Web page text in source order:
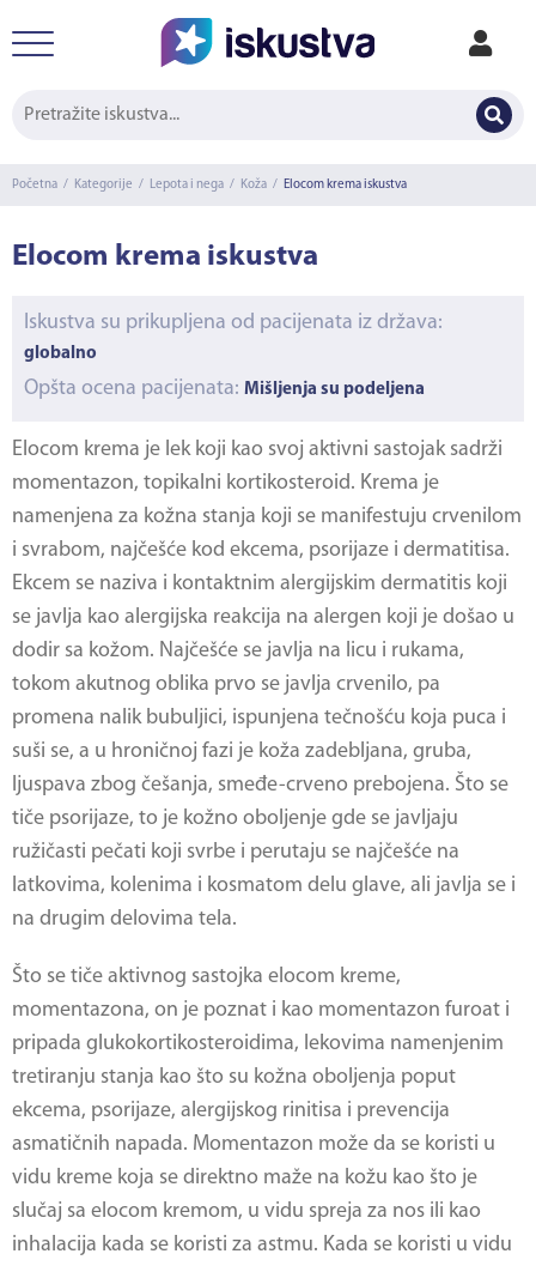
Početna / Kategorije / Lepota i nega / Koža / Elocom krema iskustva
Elocom krema iskustva
Iskustva su prikupljena od pacijenata iz država:
globalno
Opšta ocena pacijenata: Mišljenja su podeljena
Elocom krema je lek koji kao svoj aktivni sastojak sadrži
momentazon, topikalni kortikosteroid. Krema je
namenjena za kožna stanja koji se manifestuju crvenilom
i svrabom, najčešće kod ekcema, psorijaze i dermatitisa.
Ekcem se naziva i kontaktnim alergijskim dermatitis koji
se javlja kao alergijska reakcija na alergen koji je došao u
dodir sa kožom. Najčešće se javlja na licu i rukama,
tokom akutnog oblika prvo se javlja crvenilo, pa
promena nalik bubuljici, ispunjena tečnošću koja puca i
suši se, a u hroničnoj fazi je koža zadebljana, gruba,
ljuspava zbog češanja, smeđe-crveno prebojena. Što se
tiče psorijaze, to je kožno oboljenje gde se javljaju
ružičasti pečati koji svrbe i perutaju se najčešće na
latkovima, kolenima i kosmatom delu glave, ali javlja se i
na drugim delovima tela.
Što se tiče aktivnog sastojka elocom kreme,
momentazona, on je poznat i kao momentazon furoat i
pripada glukokortikosteroidima, lekovima namenjenim
tretiranju stanja kao što su kožna oboljenja poput
ekcema, psorijaze, alergijskog rinitisa i prevencija
asmatičnih napada. Momentazon može da se koristi u
vidu kreme koja se direktno maže na kožu kao što je
slučaj sa elocom kremom, u vidu spreja za nos ili kao
inhalacija kada se koristi za astmu. Kada se koristi u vidu